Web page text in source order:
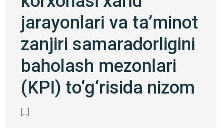
jarayonlari va ta’minot
zanjiri samaradorligini
baholash mezonlari
(KPI) to‘g‘risida nizom
[...]